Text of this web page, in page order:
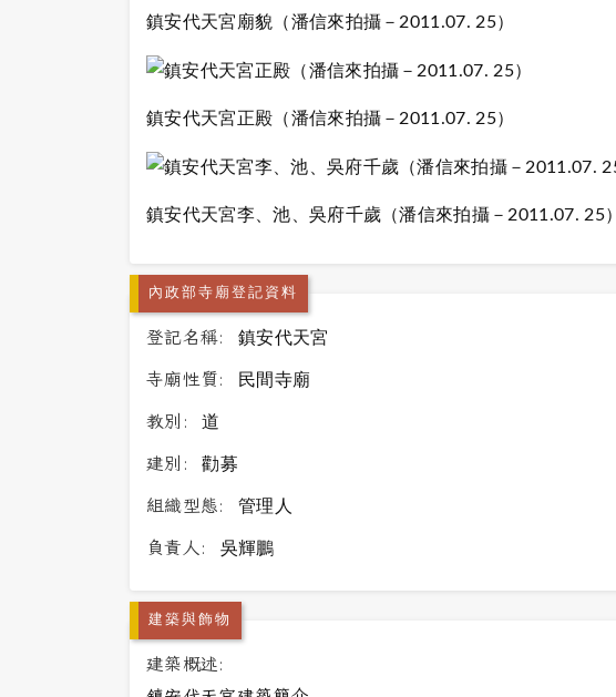
鎮安代天宮廟貌（潘信來拍攝－2011.07. 25）
鎮安代天宮正殿（潘信來拍攝－2011.07. 25）
鎮安代天宮李、池、吳府千歲（潘信來拍攝－2011.07. 25）
內政部寺廟登記資料
登記名稱: 鎮安代天宮
寺廟性質: 民間寺廟
教別: 道
建別: 勸募
組織型態: 管理人
負責人: 吳輝鵬
建築與飾物
建築概述: